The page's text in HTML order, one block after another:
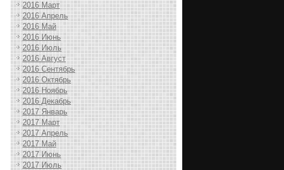
2016 Март
2016 Апрель
2016 Май
2016 Июнь
2016 Июль
2016 Август
2016 Сентябрь
2016 Октябрь
2016 Ноябрь
2016 Декабрь
2017 Январь
2017 Март
2017 Апрель
2017 Май
2017 Июнь
2017 Июль